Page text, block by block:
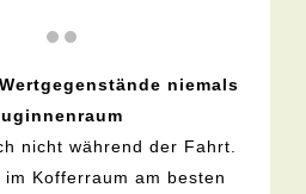
niemals
nicht während der Fahrt.
Kofferraum am besten